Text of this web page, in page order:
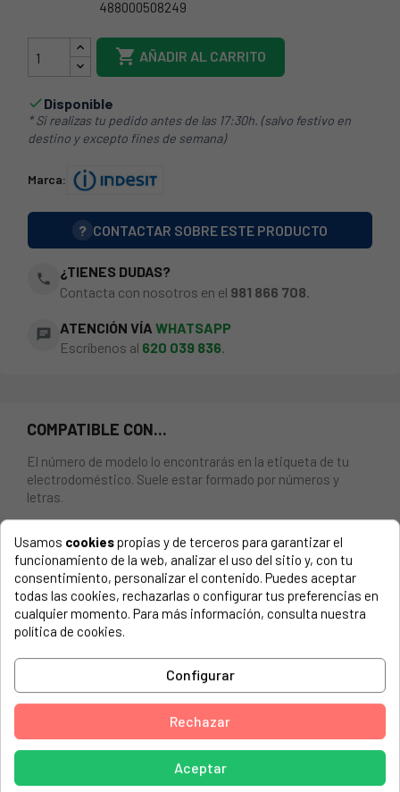
488000508249
 AÑADIR AL CARRITO
Disponible
* Si realizas tu pedido antes de las 17:30h. (salvo festivo en
destino y excepto fines de semana)
Marca:
? CONTACTAR SOBRE ESTE PRODUCTO
phone
¿TIENES DUDAS?
Contacta con nosotros en el 981 866 708
chat ATENCIÓN VÍA WHATSAPP
Escríbenos al 620 039 836.
COMPATIBLE CON...
El número de modelo lo encontrarás en la etiqueta de tu
electrodoméstico. Suele estar formado por números y
letras.
PUERTA COMPLETA PARA LAVADORA INDESIT C00508249,
488000508249.
INDESIT, 69088
INDESIT, EWC61052WNA
INDESIT, EWC61081WDE
INDESIT, EWC61252WFR
Usamos cookiespropias y de terceros para garantizar el
funcionamiento de la web, analizar el uso del sitio y, con tu
consentimiento, personalizar el contenido. Puedes aceptar
todas las cookies, rechazarlas o configurar tus preferencias en
cualquier momento. Para más información, consulta nuestra
política de cookies.
Configurar
Rechazar
Aceptar